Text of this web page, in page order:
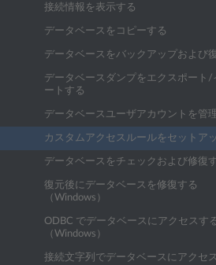
接続情報を表示する
データベースをコピーする
データベースをバックアップおよび
データベースダンプをエクスポート/
ートする
データベースユーザアカウントを管
カスタムアクセスルールをセットア
データベースをチェックおよび修復
復元後にデータベースを修復する
（Windows）
ODBC でデータベースにアクセスす
（Windows）
接続文字列でデータベースにアクセ